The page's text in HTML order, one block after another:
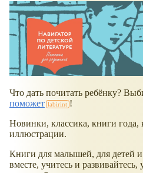
Что дать почитать ребёнку?
поможет
!
Новинки, классика, книги
иллюстрации.
Книги для малышей, для детей и
вместе, учитесь и развивайтесь,